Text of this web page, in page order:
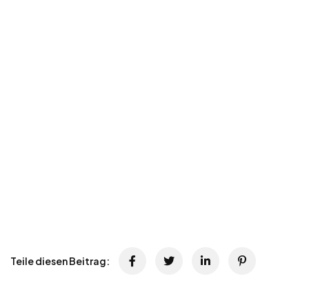
Teile diesen Beitrag: